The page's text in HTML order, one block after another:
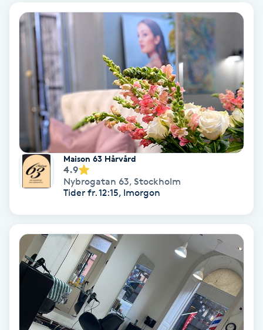
Tatueringsborttagning
Thaimassage
Torr hårbotten
Torrborstning
Trådning
Tvätt & Fön
Maison 63 Hårvård
4.9
Nybrogatan 63, Stockholm
Tider fr. 12:15, Imorgon